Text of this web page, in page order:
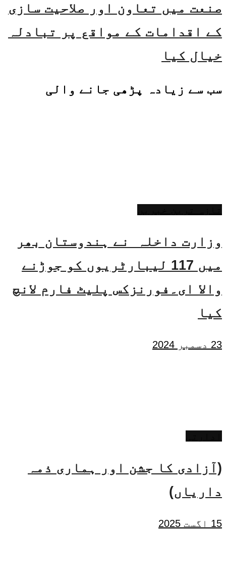
صنعت میں تعاون اور صلاحیت سازی
کے اقدامات کے مواقع پر تبادلہ
خیال کیا
سب سے زیادہ پڑھی جانے والی
وزارت داخلہ نے ہندوستان بھر
میں 117 لیبارٹریوں کو جوڑنے
والا ای۔فورنزکس پلیٹ فارم لانچ
کیا
23 دسمبر 2024
(آزادی کا جشن اور ہماری ذمہ
داریاں)
15 اگست 2025